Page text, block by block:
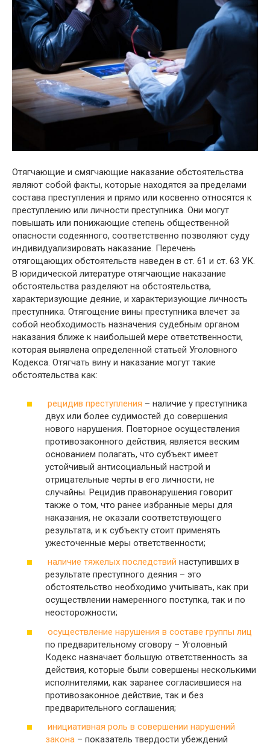
Отягчающие и смягчающие наказание обстоятельства
являют собой факты, которые находятся за пределами
состава преступления и прямо или косвенно относятся к
преступлению или личности преступника. Они могут
повышать или понижающие степень общественной
опасности содеянного, соответственно позволяют суду
индивидуализировать наказание. Перечень
отягощающих обстоятельств наведен в ст. 61 и ст. 63 УК.
В юридической литературе отягчающие наказание
обстоятельства разделяют на обстоятельства,
характеризующие деяние, и характеризующие личность
преступника. Отягощение вины преступника влечет за
собой необходимость назначения судебным органом
наказания ближе к наибольшей мере ответственности,
которая выявлена определенной статьей Уголовного
Кодекса. Отягчать вину и наказание могут такие
обстоятельства как:
рецидив преступления – наличие у преступника
двух или более судимостей до совершения
нового нарушения. Повторное осуществления
противозаконного действия, является веским
основанием полагать, что субъект имеет
устойчивый антисоциальный настрой и
отрицательные черты в его личности, не
случайны. Рецидив правонарушения говорит
также о том, что ранее избранные меры для
наказания, не оказали соответствующего
результата, и к субъекту стоит применять
ужесточенные меры ответственности;
наличие тяжелых последствий наступивших в
результате преступного деяния – это
обстоятельство необходимо учитывать, как при
осуществлении намеренного поступка, так и по
неосторожности;
осуществление нарушения в составе группы лиц
по предварительному сговору – Уголовный
Кодекс назначает большую ответственность за
действия, которые были совершены несколькими
исполнителями, как заранее согласившиеся на
противозаконное действие, так и без
предварительного соглашения;
инициативная роль в совершении нарушений
закона – показатель твердости убеждений